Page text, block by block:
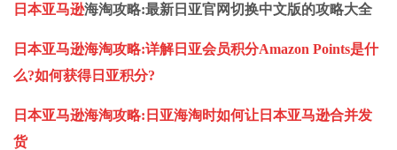
日本亚马逊海淘攻略:最新日亚官网切换中文版的攻略大全
日本亚马逊海淘攻略:详解日亚会员积分Amazon Points是什
么?如何获得日亚积分?
日本亚马逊海淘攻略:日亚海淘时如何让日本亚马逊合并发
货